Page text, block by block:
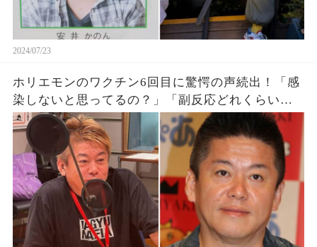
2024/07/23
ホリエモンのワクチン6回目に驚愕の声続出！「感
染しないと思ってるの？」「副反応どれくらい出
るん」